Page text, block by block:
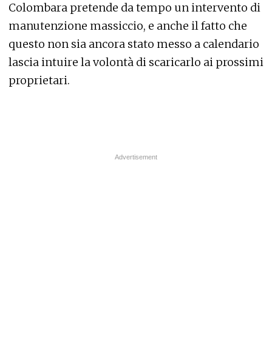
Colombara pretende da tempo un intervento di
manutenzione massiccio, e anche il fatto che
questo non sia ancora stato messo a calendario
lascia intuire la volontà di scaricarlo ai prossimi
proprietari.